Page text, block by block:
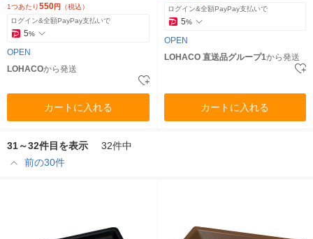
1つあたり550円 （税込）
ログイン&全額PayPay支払いで
5%
OPEN
LOHACOから発送
カートに入れる
ログイン&全額PayPay支払いで
5%
OPEN
LOHACO 直送品グループ1から発送
カートに入れる
31～32件目を表示
32件中
前の30件